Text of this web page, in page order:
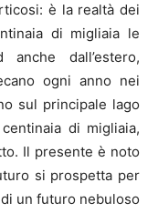
è la realtà dei
di migliaia le
dall’estero,
ogni anno nei
sul principale lago
di migliaia,
Il presente è noto
si prospetta per
un futuro nebuloso